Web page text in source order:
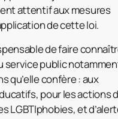
attentif aux mesures
de cette loi.
de faire
service public
qu’elle confère : aux
pour les actions
LGBTIphobies, et